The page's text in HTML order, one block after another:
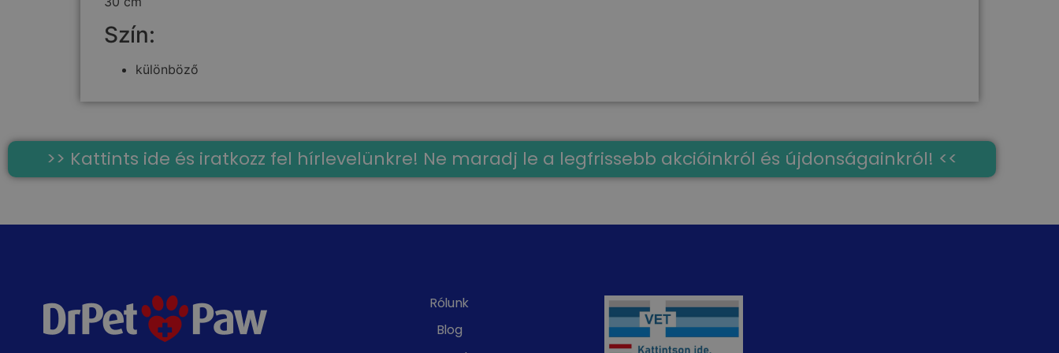
Szín:
különböző
>> Kattints ide és iratkozz fel hírlevelünkre! Ne maradj le a legfrissebb akcióinkról és újdonságainkról! <<
Rólunk
Blog